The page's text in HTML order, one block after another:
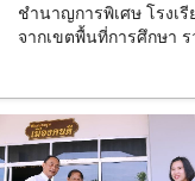
ชำนาญการพิเศษ โรงเ
จากเขตพื้นที่การศึกษา